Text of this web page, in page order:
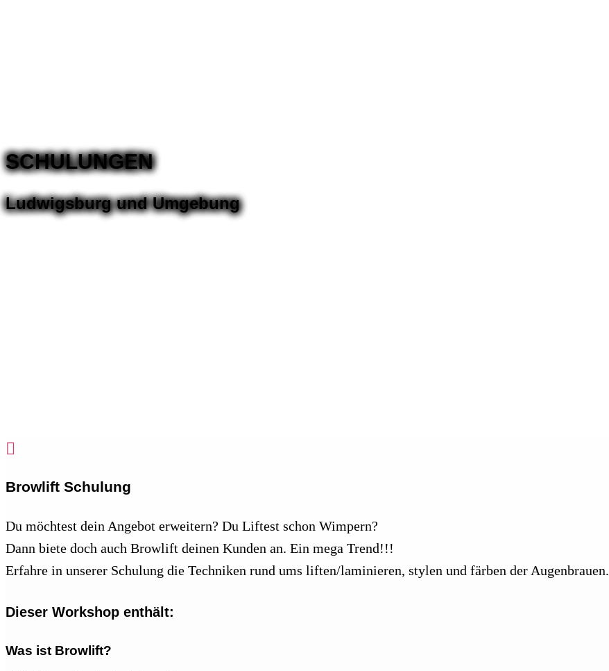
SCHULUNGEN
Ludwigsburg und Umgebung

Browlift Schulung
Du möchtest dein Angebot erweitern? Du Liftest schon Wimpern?
Dann biete doch auch Browlift deinen Kunden an. Ein mega Trend!!!
Erfahre in unserer Schulung die Techniken rund ums liften/laminieren, stylen und färben der Augenbrauen.
Dieser Workshop enthält:
Was ist Browlift?